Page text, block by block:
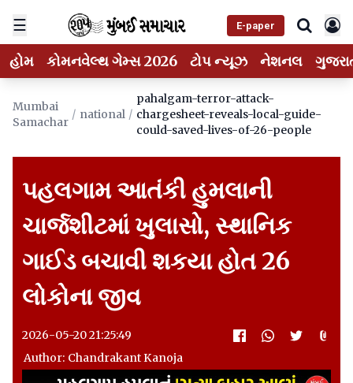
☰ E-paper
હોમ કોમનવેલ્થ ગેમ્સ 2026 ટોપ ન્યૂઝ નેશનલ
Mumbai
Samachar
/ national /
pahalgam-terror-attack-
chargesheet-reveals-local-guide-
could-saved-lives-of-26-people
પહલગામ આતંકી હુમલાની
ચાર્જશીટમાં ખુલાસો, સ્થાનિક
ગાઈડ બચાવી શકયા હોત 26
લોકોના જીવ
2026-05-20 21:25:49
Author: Chandrakant Kanoja